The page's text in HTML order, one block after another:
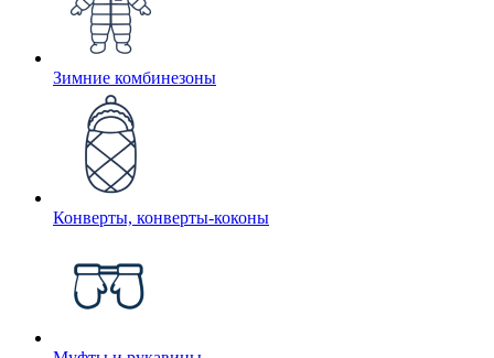
Зимние комбинезоны
Конверты, конверты-коконы